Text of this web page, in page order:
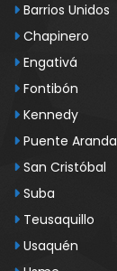
Barrios Unidos
Chapinero
Engativá
Fontibón
Kennedy
Puente Aranda
San Cristóbal
Suba
Teusaquillo
Usaquén